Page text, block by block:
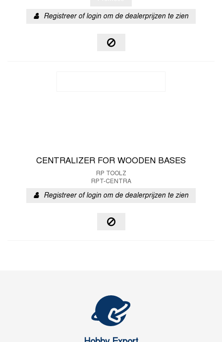
Registreer of login om de dealerprijzen te zien
CENTRALIZER FOR WOODEN BASES
RP TOOLZ
RPT-CENTRA
Registreer of login om de dealerprijzen te zien